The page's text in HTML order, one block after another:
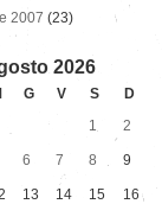
2007 (23)
2026
G V S
D
1
2
6 7 8 9
13 14 15 16